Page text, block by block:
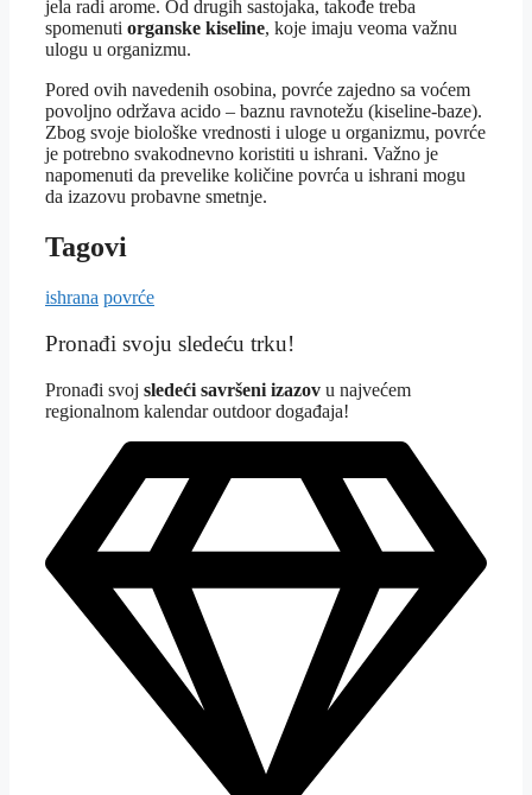
jela radi arome. Od drugih sastojaka, takođe treba
spomenuti organske kiseline, koje imaju veoma važnu
ulogu u organizmu.
Pored ovih navedenih osobina, povrće zajedno sa voćem
povoljno održava acido – baznu ravnotežu (kiseline-baze).
Zbog svoje biološke vrednosti i uloge u organizmu, povrće
je potrebno svakodnevno koristiti u ishrani. Važno je
napomenuti da prevelike količine povrća u ishrani mogu
da izazovu probavne smetnje.
Tagovi
ishrana povrće
Pronađi svoju sledeću trku!
Pronađi svoj sledeći savršeni izazov u najvećem
regionalnom kalendar outdoor događaja!